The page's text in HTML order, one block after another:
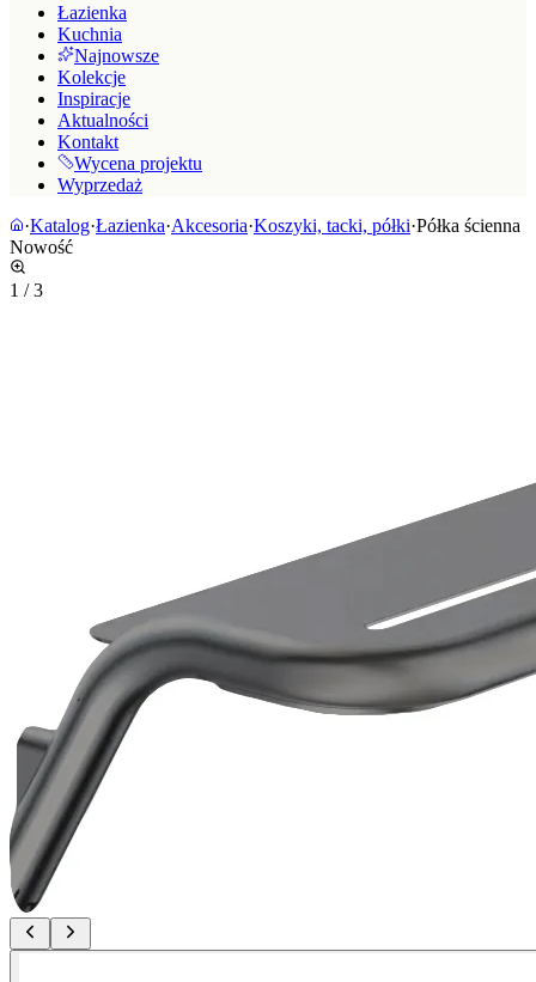
Łazienka
Kuchnia
Najnowsze
Kolekcje
Inspiracje
Aktualności
Kontakt
Wycena projektu
Wyprzedaż
·Katalog·Łazienka·Akcesoria·Koszyki, tacki, półki·Półka ścienna
Nowość
1 /3